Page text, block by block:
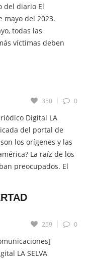
del diario El
mayo del 2023.
todas las
víctimas deben
el informe […]
350 0
Digital LA
del portal de
los orígenes y las
La raíz de los
preocupados. El
259 0
LA SELVA